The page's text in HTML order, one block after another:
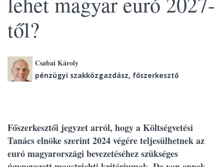
től?
Csabai Károly
pénzügyi szakközgazdász, főszerkesztő
Főszerkesztői jegyzet arról, hogy a Költségvetési
Tanács elnöke szerint 2024 végére teljesülhetnek az
euró magyarországi bevezetéséhez szükséges